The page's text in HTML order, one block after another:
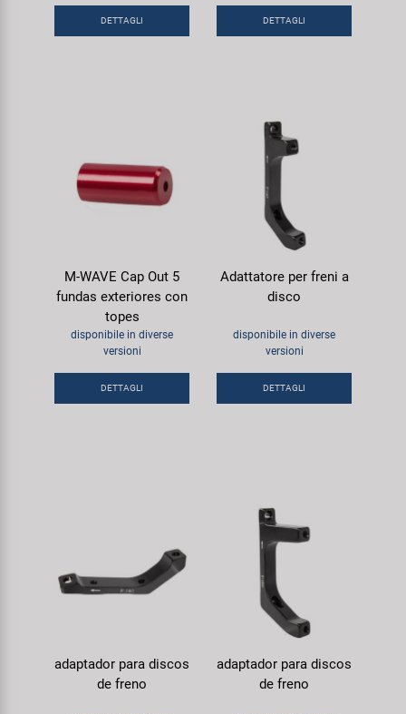
DETTAGLI DETTAGLI
M-WAVE Cap Out 5
fundas exteriores con
topes
disponibile in diverse
versioni
DETTAGLI
Adattatore per freni a
disco
disponibile in diverse
versioni
DETTAGLI
adaptador para discos
de freno
adaptador para discos
de freno